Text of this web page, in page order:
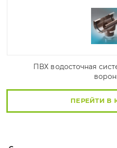
ПВХ водосточная
ПЕРЕЙТИ В